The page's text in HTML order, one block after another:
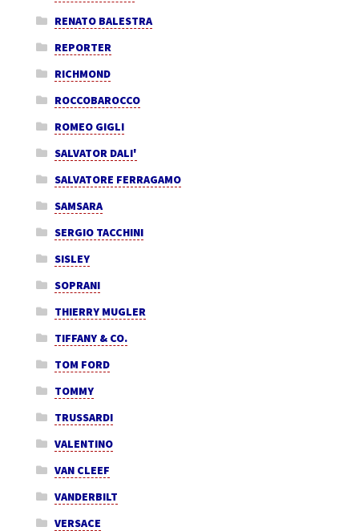
RENATO BALESTRA
REPORTER
RICHMOND
ROCCOBAROCCO
ROMEO GIGLI
SALVATOR DALI'
SALVATORE FERRAGAMO
SAMSARA
SERGIO TACCHINI
SISLEY
SOPRANI
THIERRY MUGLER
TIFFANY & CO.
TOM FORD
TOMMY
TRUSSARDI
VALENTINO
VAN CLEEF
VANDERBILT
VERSACE